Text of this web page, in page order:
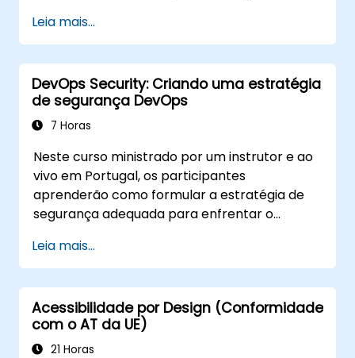
transfronteiriços.
Leia mais...
DevOps Security: Criando uma estratégia
de segurança DevOps
7 Horas
Neste curso ministrado por um instrutor e ao
vivo em Portugal, os participantes
aprenderão como formular a estratégia de
segurança adequada para enfrentar o
Leia mais...
Acessibilidade por Design (Conformidade
com o AT da UE)
21 Horas